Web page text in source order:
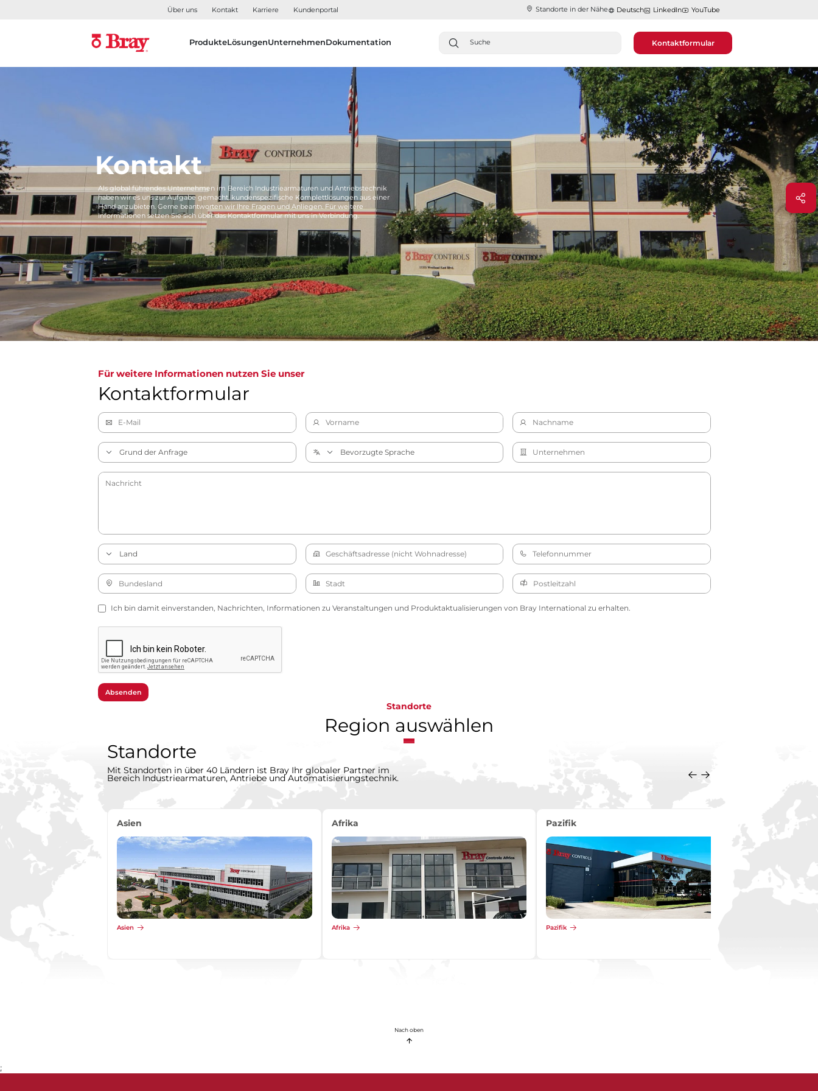
Über uns Kontakt Karriere Kundenportal Standorte in der Nähe​​​​​​​ Deutsch LinkedIn YouTube
ProdukteLösungenUnternehmenDokumentation Kontaktformular
Kontakt
Als global führendes Unternehmen im Bereich Industriearmaturen und Antriebstechnik
haben wir es uns zur Aufgabe gemacht, kundenspezifische Komplettlösungen aus einer
Hand anzubieten. Gerne beantworten wir Ihre Fragen und Anliegen. Für weitere
Informationen setzen Sie sich über das Kontaktformular mit uns in Verbindung.
Für weitere Informationen nutzen Sie unser
Kontaktformular
Ich bin damit einverstanden, Nachrichten, Informationen zu Veranstaltungen und Produktaktualisierungen von Bray International zu erhalten.
Absenden
Standorte
Region auswählen
Standorte
Mit Standorten in über 40 Ländern ist Bray Ihr globaler Partner im
Bereich Industriearmaturen, Antriebe und Automatisierungstechnik.
Asien
Asien
Afrika
Afrika
Pazifik
Pazifik
Nach oben
;